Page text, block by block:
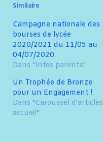
Similaire
Campagne nationale des
bourses de lycée
2020/2021 du 11/05 au
04/07/2020.
Dans "Infos parents"
Un Trophée de Bronze
pour un Engagement !
Dans "Caroussel d'articles
accueil"